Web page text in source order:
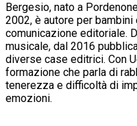
Bergesio, nato a
2002, è autore per
comunicazione editoriale.
musicale, dal 2016
diverse case editrici. Con
formazione che parla di
tenerezza e difficoltà di
emozioni.